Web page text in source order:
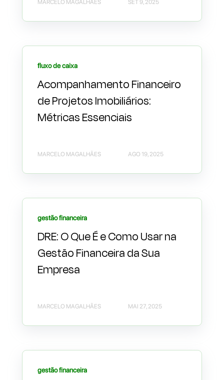
MARCELO MAGALHÃES SET 9, 2025
fluxo de caixa
Acompanhamento Financeiro
de Projetos Imobiliários:
Métricas Essenciais
MARCELO MAGALHÃES AGO 19, 2025
gestão financeira
DRE: O Que É e Como Usar na
Gestão Financeira da Sua
Empresa
MARCELO MAGALHÃES MAI 27, 2025
gestão financeira